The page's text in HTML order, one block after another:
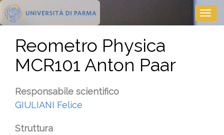
Salta
al
contenuto
Reometro Physica
MCR101 Anton Paar
Responsabile scientifico
GIULIANI Felice
Struttura